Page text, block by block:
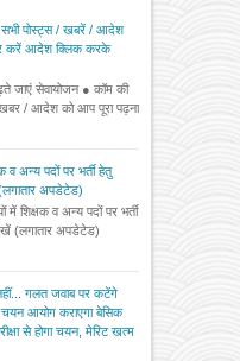
सभी पोस्ट्स / खबरें / आदेश
करें आदेश क्लिक करके
जाएं सेवायोजन ● कॉम की
/ आदेश को आप पूरा पढ़ना
व अन्य पदों पर भर्ती हेतु
(लगातार अपडेटेड)
में शिक्षक व अन्य पदों पर भर्ती
देखें (लगातार अपडेटेड)
गलत जवाब पर कटेंगे
चयन आयोग कराएगा बेसिक
से होगा चयन, मेरिट खत्म